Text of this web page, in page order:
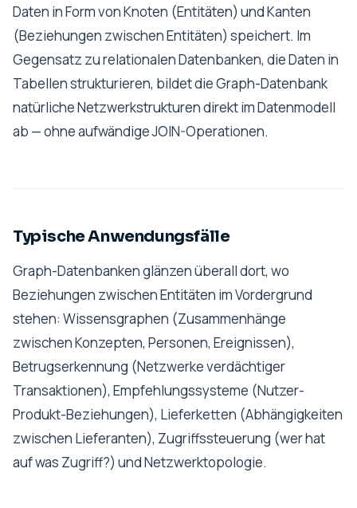
Daten in Form von Knoten (Entitäten) und Kanten
(Beziehungen zwischen Entitäten) speichert. Im
Gegensatz zu relationalen Datenbanken, die Daten in
Tabellen strukturieren, bildet die Graph-Datenbank
natürliche Netzwerkstrukturen direkt im Datenmodell
ab — ohne aufwändige JOIN-Operationen.
Typische Anwendungsfälle
Graph-Datenbanken glänzen überall dort, wo
Beziehungen zwischen Entitäten im Vordergrund
stehen: Wissensgraphen (Zusammenhänge
zwischen Konzepten, Personen, Ereignissen),
Betrugserkennung (Netzwerke verdächtiger
Transaktionen), Empfehlungssysteme (Nutzer-
Produkt-Beziehungen), Lieferketten (Abhängigkeiten
zwischen Lieferanten), Zugriffssteuerung (wer hat
auf was Zugriff?) und Netzwerktopologie.